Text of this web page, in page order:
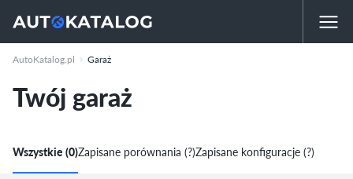
AutoKatalog.pl Garaż
Twój garaż
Wszystkie (0)Zapisane porównania (?)Zapisane konfiguracje (?)